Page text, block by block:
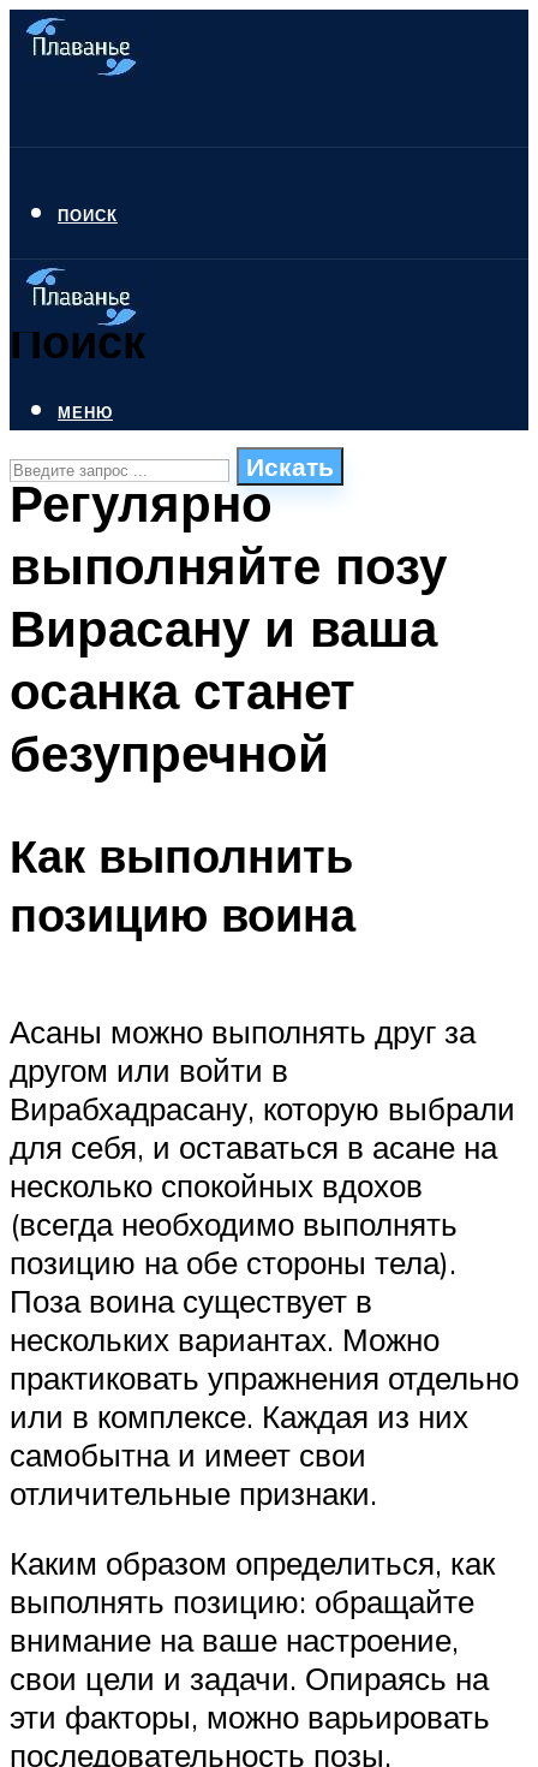
ПОИСК
Поиск
Искать
СТИЛИ ПЛАВАНЬЯ
ПЛАВАНЬЕ ДЛЯ ДЕТЕЙ
БАССЕЙН ДЛЯ ДОМА
МЕНЮ
МЕНЮ
Регулярно
выполняйте позу
Вирасану и ваша
осанка станет
безупречной
Как выполнить
позицию воина
Асаны можно выполнять друг за
другом или войти в
Вирабхадрасану, которую выбрали
для себя, и оставаться в асане на
несколько спокойных вдохов
(всегда необходимо выполнять
позицию на обе стороны тела).
Поза воина существует в
нескольких вариантах. Можно
практиковать упражнения отдельно
или в комплексе. Каждая из них
самобытна и имеет свои
отличительные признаки.
Каким образом определиться, как
выполнять позицию: обращайте
внимание на ваше настроение,
свои цели и задачи. Опираясь на
эти факторы, можно варьировать
последовательность позы.